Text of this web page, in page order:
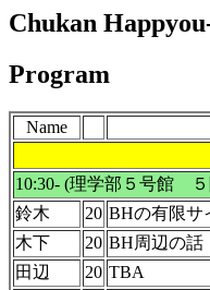
Chukan
Program
Name
10:30- (理学部５号館
鈴木
20 BHの有限サ
木下
20 BH周辺の話
田辺
20 TBA